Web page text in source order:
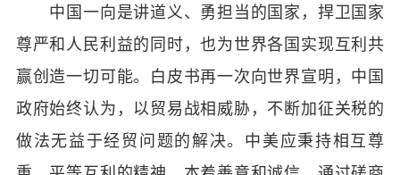
中国一向是讲道义、勇担当的国家，捍卫国家
尊严和人民利益的同时，也为世界各国实现互利共
赢创造一切可能。白皮书再一次向世界宣明，中国
政府始终认为，以贸易战相威胁，不断加征关税的
做法无益于经贸问题的解决。中美应秉持相互尊